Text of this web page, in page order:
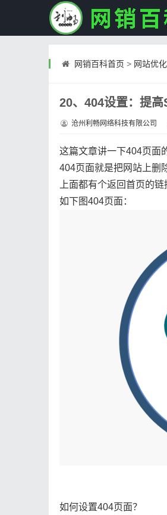
网销百科首页 > 网站优化
20、404设置：提
沧州利畅网络科技有限公司
这篇文章讲一下404页面
404页面就是把网站上删
上面都有个返回首页的链
如下图404页面：
如何设置404页面？